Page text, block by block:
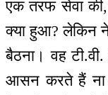
एक तरफ सेवा
क्या हुआ? लेकिन
बैठना। वह
आसन करते हैं ना